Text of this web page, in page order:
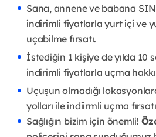
Sana, annene ve babana
indirimli fiyatlarla yurt içi ve
uçabilme fırsatı.
İstediğin 1 kişiye de yılda 10
indirimli fiyatlarla uçma hakkı
Uçuşun olmadığı
yolları ile indiirmli uçma fırsatı
Sağlığın bizim için önemli!